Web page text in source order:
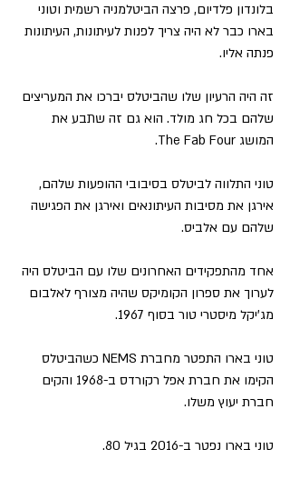
בלונדון פלדיום, פרצה הביטלמניה רשמית וטוני
בארו כבר לא היה צריך לפנות לעיתונות, העיתונות
פנתה אליו.
זה היה הרעיון שלו שהביטלס יברכו את המעריצים
שלהם בכל חג מולד. הוא גם זה שתבע את
המושג The Fab Four.
טוני התלווה לביטלס בסיבובי ההופעות שלהם,
אירגן את מסיבות העיתונאים ואירגן את הפגישה
שלהם עם אלביס.
אחד מהתפקידים האחרונים שלו עם הביטלס היה
לערוך את ספרון הקומיקס שהיה מצורף לאלבום
מג'יקל מיסטרי טור בסוף 1967.
טוני בארו התפטר מחברת NEMS כשהביטלס
הקימו את חברת אפל רקורדס ב-1968 והקים
חברת יעוץ משלו.
טוני בארו נפטר ב-2016 בגיל 80.